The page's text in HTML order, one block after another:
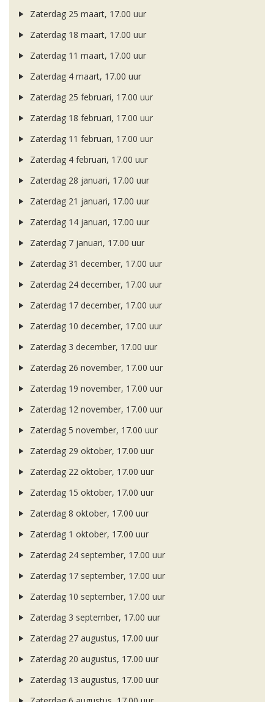
Zaterdag 25 maart, 17.00 uur
Zaterdag 18 maart, 17.00 uur
Zaterdag 11 maart, 17.00 uur
Zaterdag 4 maart, 17.00 uur
Zaterdag 25 februari, 17.00 uur
Zaterdag 18 februari, 17.00 uur
Zaterdag 11 februari, 17.00 uur
Zaterdag 4 februari, 17.00 uur
Zaterdag 28 januari, 17.00 uur
Zaterdag 21 januari, 17.00 uur
Zaterdag 14 januari, 17.00 uur
Zaterdag 7 januari, 17.00 uur
Zaterdag 31 december, 17.00 uur
Zaterdag 24 december, 17.00 uur
Zaterdag 17 december, 17.00 uur
Zaterdag 10 december, 17.00 uur
Zaterdag 3 december, 17.00 uur
Zaterdag 26 november, 17.00 uur
Zaterdag 19 november, 17.00 uur
Zaterdag 12 november, 17.00 uur
Zaterdag 5 november, 17.00 uur
Zaterdag 29 oktober, 17.00 uur
Zaterdag 22 oktober, 17.00 uur
Zaterdag 15 oktober, 17.00 uur
Zaterdag 8 oktober, 17.00 uur
Zaterdag 1 oktober, 17.00 uur
Zaterdag 24 september, 17.00 uur
Zaterdag 17 september, 17.00 uur
Zaterdag 10 september, 17.00 uur
Zaterdag 3 september, 17.00 uur
Zaterdag 27 augustus, 17.00 uur
Zaterdag 20 augustus, 17.00 uur
Zaterdag 13 augustus, 17.00 uur